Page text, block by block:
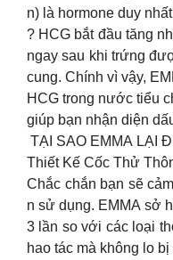
n) là hormone duy
? HCG bắt đầu tăng
ngay sau khi trứng
cung. Chính vì vậy,
HCG trong nước tiểu
giúp bạn nhận diện
TẠI SAO EMMA LẠI
Thiết Kế Cốc Thử
Chắc chắn bạn sẽ
n sử dụng. EMMA sở
3 lần so với các loại
hao tác mà không lo